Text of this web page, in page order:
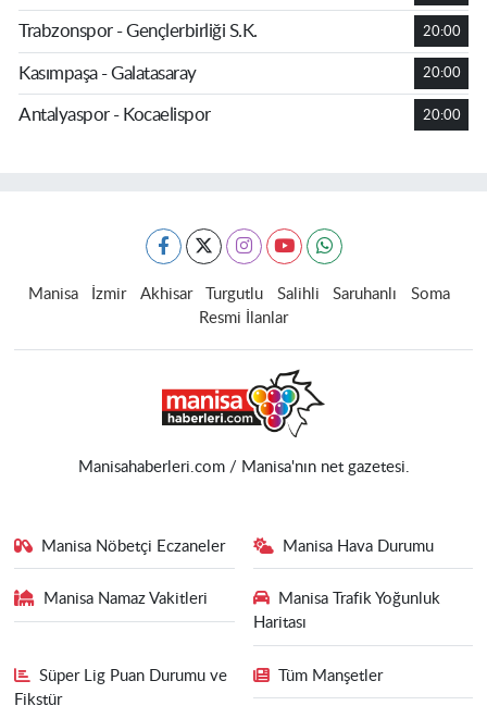
Trabzonspor - Gençlerbirliği S.K. 20:00
Kasımpaşa - Galatasaray 20:00
Antalyaspor - Kocaelispor 20:00
Manisa İzmir Akhisar Turgutlu Salihli Saruhanlı
Soma
Resmi İlanlar
Manisahaberleri.com / Manisa'nın net gazetesi.
Manisa Nöbetçi Eczaneler Manisa Hava Durumu
Manisa Namaz Vakitleri
Manisa Trafik Yoğunluk
Haritası
Süper Lig Puan Durumu ve
Fikstür
Tüm Manşetler